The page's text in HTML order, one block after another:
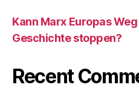
Kann Marx Europas
Geschichte stoppen?
Recent